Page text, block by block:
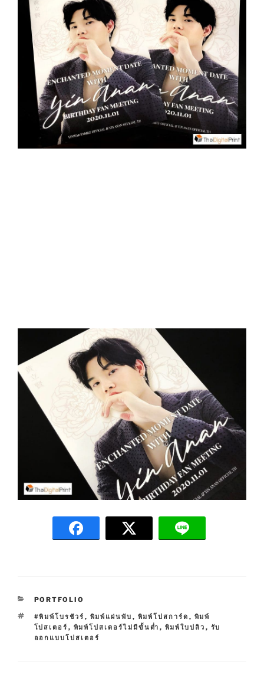
C
T
E
G
PORTFOLIO
T
A
G
#พิมพ์โบรชัวร์ , พิมพ์แผ่นพับ , พิมพ์โปสการ์ด , พิมพ์
โปสเตอร์ , พิมพ์โปสเตอร์ไม่มีขั้นต่ำ , พิมพ์ใบปลิว , รับ
ออกแบบโปสเตอร์